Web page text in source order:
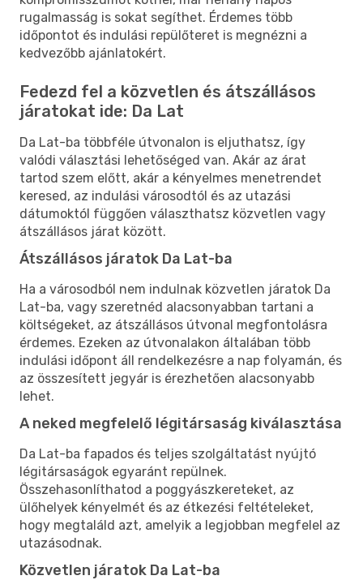
rugalmasság is sokat segíthet. Érdemes több
időpontot és indulási repülőteret is megnézni a
kedvezőbb ajánlatokért.
Fedezd fel a közvetlen és átszállásos
járatokat ide: Da Lat
Da Lat-ba többféle útvonalon is eljuthatsz, így
valódi választási lehetőséged van. Akár az árat
tartod szem előtt, akár a kényelmes menetrendet
keresed, az indulási városodtól és az utazási
dátumoktól függően választhatsz közvetlen vagy
átszállásos járat között.
Átszállásos járatok Da Lat-ba
Ha a városodból nem indulnak közvetlen járatok Da
Lat-ba, vagy szeretnéd alacsonyabban tartani a
költségeket, az átszállásos útvonal megfontolásra
érdemes. Ezeken az útvonalakon általában több
indulási időpont áll rendelkezésre a nap folyamán, és
az összesített jegyár is érezhetően alacsonyabb
lehet.
A neked megfelelő légitársaság kiválasztása
Da Lat-ba fapados és teljes szolgáltatást nyújtó
légitársaságok egyaránt repülnek.
Összehasonlíthatod a poggyászkereteket, az
ülőhelyek kényelmét és az étkezési feltételeket,
hogy megtaláld azt, amelyik a legjobban megfelel az
utazásodnak.
Közvetlen járatok Da Lat-ba